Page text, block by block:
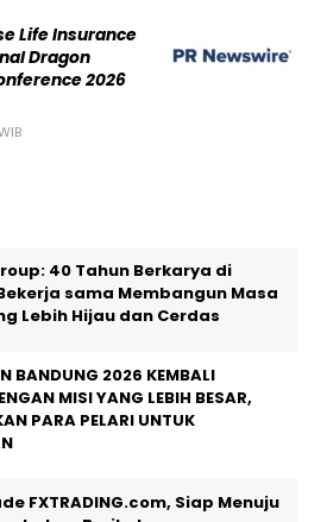
Life Insurance
Dragon
2026
40 Tahun Berkarya di
sama Membangun Masa
Lebih Hijau dan Cerdas
BANDUNG 2026 KEMBALI
MISI YANG LEBIH BESAR,
PARA PELARI UNTUK
FXTRADING.com, Siap Menuju